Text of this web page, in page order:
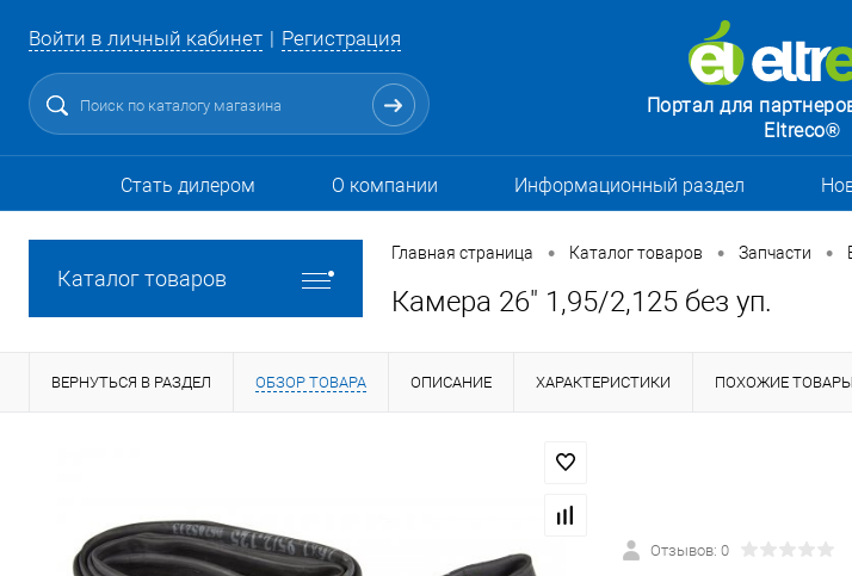
Войти в личный кабинет Регистрация
Портал для
Eltreco®
Стать дилером О компании Информационный раздел
Каталог товаров
Главная страница • Каталог товаров • Запчасти •
Камера 26" 1,95/2,125 без уп.
ВЕРНУТЬСЯ В РАЗДЕЛ ОБЗОР ТОВАРА ОПИСАНИЕ ХАРАКТЕРИСТИКИ ПОХОЖИЕ ТОВАРЫ
Отзывов: 0